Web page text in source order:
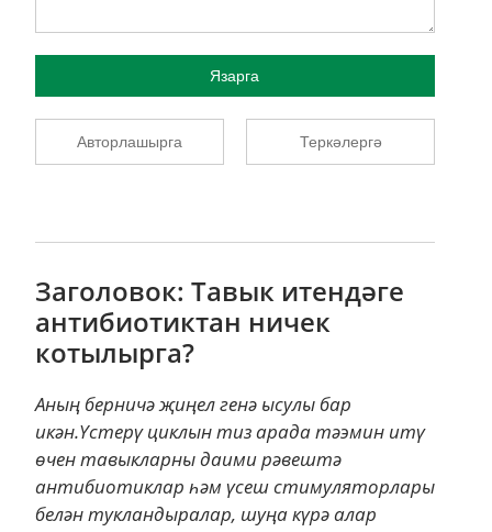
Язарга
Авторлашырга Теркәлергә
Заголовок: Тавык итендәге
антибиотиктан ничек
котылырга?
Аның берничә җиңел генә ысулы бар
икән.Үстерү циклын тиз арада тәэмин итү
өчен тавыкларны даими рәвештә
антибиотиклар һәм үсеш стимуляторлары
белән тукландыралар, шуңа күрә алар